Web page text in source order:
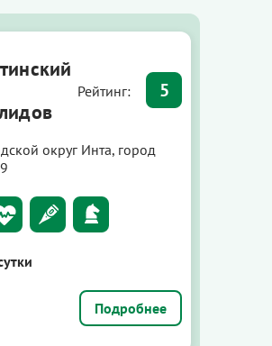
Рейтинг: 5
округ Инта, город
Подробнее